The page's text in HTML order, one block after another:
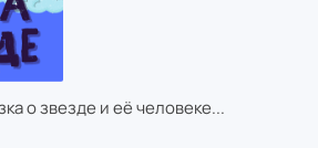
о звезде и её человеке...